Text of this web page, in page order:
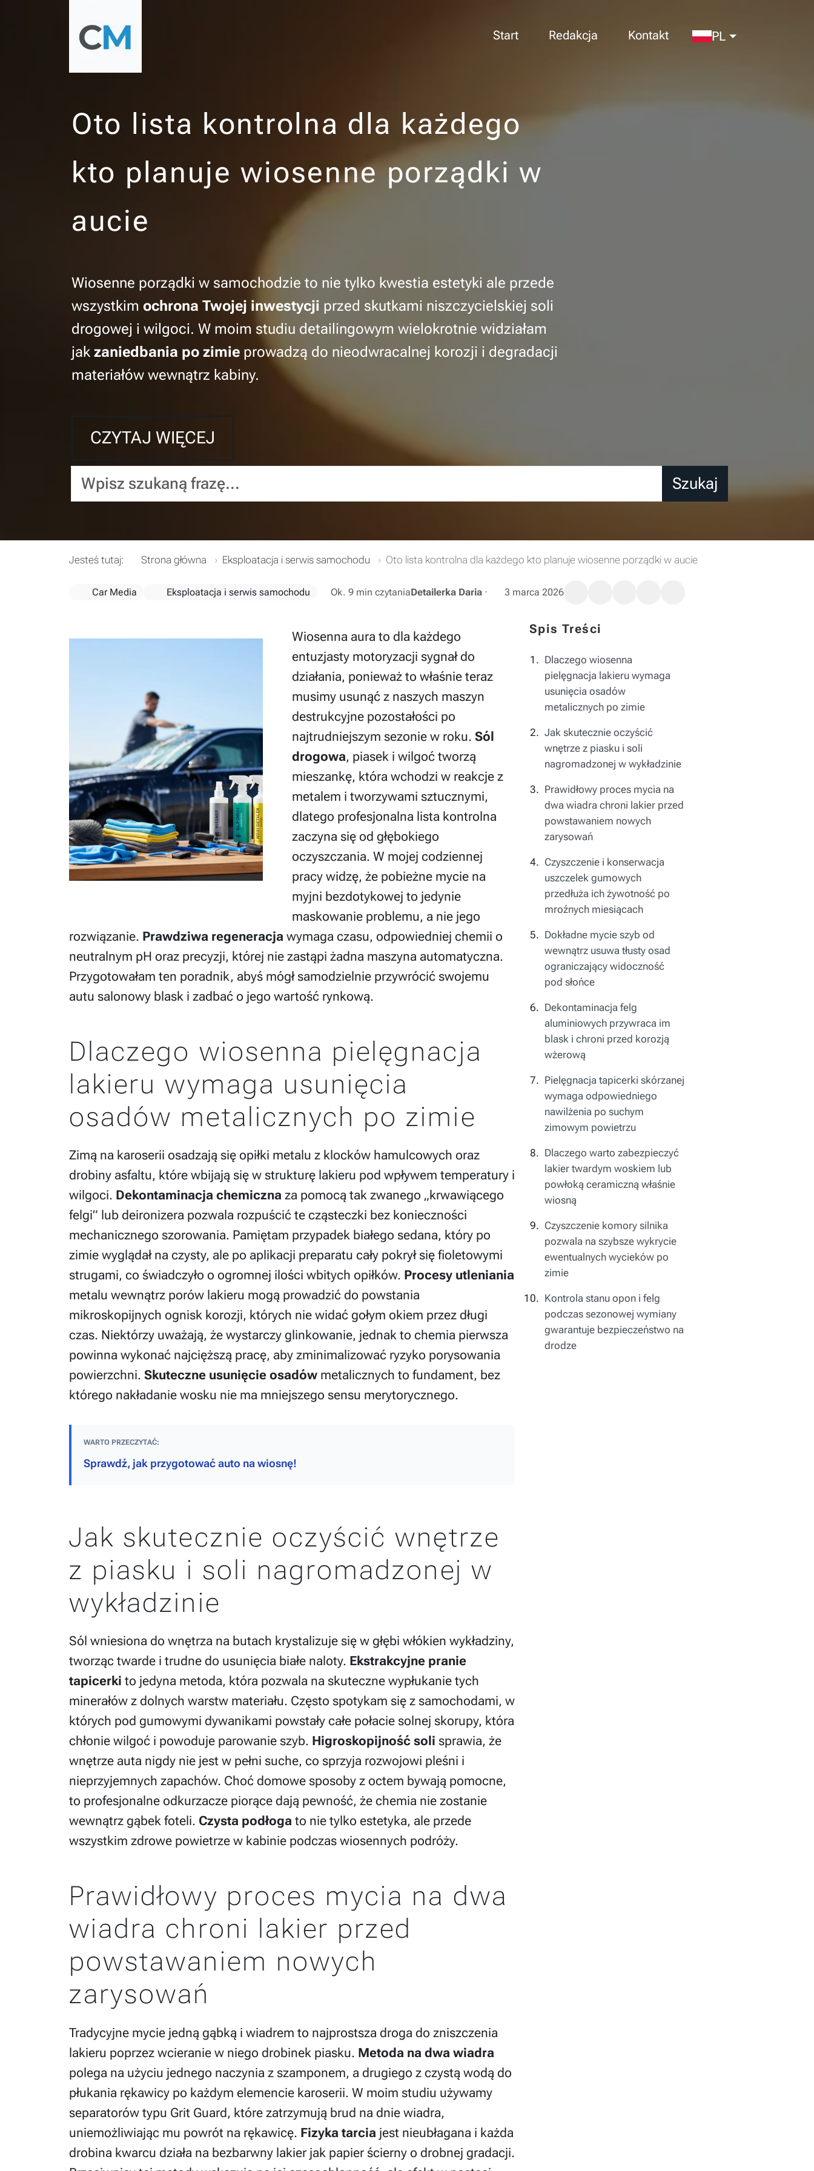
Start Redakcja Kontakt PL
Oto lista kontrolna dla każdego
kto planuje wiosenne porządki w
aucie
Wiosenne porządki w samochodzie to nie tylko kwestia estetyki ale przede
wszystkim ochrona Twojej inwestycji przed skutkami niszczycielskiej soli
drogowej i wilgoci. W moim studiu detailingowym wielokrotnie widziałam
jak zaniedbania po zimie prowadzą do nieodwracalnej korozji i degradacji
materiałów wewnątrz kabiny.
CZYTAJ WIĘCEJ
Wpisz szukaną frazę... Szukaj
Jesteś tutaj: Strona główna Eksploatacja i serwis samochodu Oto lista kontrolna dla każdego kto planuje wiosenne porządki w aucie
Car Media Eksploatacja i serwis samochodu Ok. 9 min czytaniaDetailerka Daria · 3 marca 2026
Spis Treści
Dlaczego wiosenna
pielęgnacja lakieru wymaga
usunięcia osadów
metalicznych po zimie
Jak skutecznie oczyścić
wnętrze z piasku i soli
nagromadzonej w wykładzinie
Prawidłowy proces mycia na
dwa wiadra chroni lakier przed
powstawaniem nowych
zarysowań
Czyszczenie i konserwacja
uszczelek gumowych
przedłuża ich żywotność po
mroźnych miesiącach
Dokładne mycie szyb od
wewnątrz usuwa tłusty osad
ograniczający widoczność
pod słońce
Dekontaminacja felg
aluminiowych przywraca im
blask i chroni przed korozją
wżerową
Pielęgnacja tapicerki skórzanej
wymaga odpowiedniego
nawilżenia po suchym
zimowym powietrzu
Dlaczego warto zabezpieczyć
lakier twardym woskiem lub
powłoką ceramiczną właśnie
wiosną
Czyszczenie komory silnika
pozwala na szybsze wykrycie
ewentualnych wycieków po
zimie
Kontrola stanu opon i felg
podczas sezonowej wymiany
gwarantuje bezpieczeństwo na
drodze
Wiosenna aura to dla każdego
entuzjasty motoryzacji sygnał do
działania, ponieważ to właśnie teraz
musimy usunąć z naszych maszyn
destrukcyjne pozostałości po
najtrudniejszym sezonie w roku. Sól
drogowa, piasek i wilgoć tworzą
mieszankę, która wchodzi w reakcje z
metalem i tworzywami sztucznymi,
dlatego profesjonalna lista kontrolna
zaczyna się od głębokiego
oczyszczania. W mojej codziennej
pracy widzę, że pobieżne mycie na
myjni bezdotykowej to jedynie
maskowanie problemu, a nie jego
rozwiązanie. Prawdziwa regeneracja wymaga czasu, odpowiedniej chemii o
neutralnym pH oraz precyzji, której nie zastąpi żadna maszyna automatyczna.
Przygotowałam ten poradnik, abyś mógł samodzielnie przywrócić swojemu
autu salonowy blask i zadbać o jego wartość rynkową.
Dlaczego wiosenna pielęgnacja
lakieru wymaga usunięcia
osadów metalicznych po zimie
Zimą na karoserii osadzają się opiłki metalu z klocków hamulcowych oraz
drobiny asfaltu, które wbijają się w strukturę lakieru pod wpływem temperatury i
wilgoci. Dekontaminacja chemiczna za pomocą tak zwanego „krwawiącego
felgi” lub deironizera pozwala rozpuścić te cząsteczki bez konieczności
mechanicznego szorowania. Pamiętam przypadek białego sedana, który po
zimie wyglądał na czysty, ale po aplikacji preparatu cały pokrył się fioletowymi
strugami, co świadczyło o ogromnej ilości wbitych opiłków. Procesy utleniania
metalu wewnątrz porów lakieru mogą prowadzić do powstania
mikroskopijnych ognisk korozji, których nie widać gołym okiem przez długi
czas. Niektórzy uważają, że wystarczy glinkowanie, jednak to chemia pierwsza
powinna wykonać najcięższą pracę, aby zminimalizować ryzyko porysowania
powierzchni. Skuteczne usunięcie osadów metalicznych to fundament, bez
którego nakładanie wosku nie ma mniejszego sensu merytorycznego.
WARTO PRZECZYTAĆ:
Sprawdź, jak przygotować auto na wiosnę!
Jak skutecznie oczyścić wnętrze
z piasku i soli nagromadzonej w
wykładzinie
Sól wniesiona do wnętrza na butach krystalizuje się w głębi włókien wykładziny,
tworząc twarde i trudne do usunięcia białe naloty. Ekstrakcyjne pranie
tapicerki to jedyna metoda, która pozwala na skuteczne wypłukanie tych
minerałów z dolnych warstw materiału. Często spotykam się z samochodami, w
których pod gumowymi dywanikami powstały całe połacie solnej skorupy, która
chłonie wilgoć i powoduje parowanie szyb. Higroskopijność soli sprawia, że
wnętrze auta nigdy nie jest w pełni suche, co sprzyja rozwojowi pleśni i
nieprzyjemnych zapachów. Choć domowe sposoby z octem bywają pomocne,
to profesjonalne odkurzacze piorące dają pewność, że chemia nie zostanie
wewnątrz gąbek foteli. Czysta podłoga to nie tylko estetyka, ale przede
wszystkim zdrowe powietrze w kabinie podczas wiosennych podróży.
Prawidłowy proces mycia na dwa
wiadra chroni lakier przed
powstawaniem nowych
zarysowań
Tradycyjne mycie jedną gąbką i wiadrem to najprostsza droga do zniszczenia
lakieru poprzez wcieranie w niego drobinek piasku. Metoda na dwa wiadra
polega na użyciu jednego naczynia z szamponem, a drugiego z czystą wodą do
płukania rękawicy po każdym elemencie karoserii. W moim studiu używamy
separatorów typu Grit Guard, które zatrzymują brud na dnie wiadra,
uniemożliwiając mu powrót na rękawicę. Fizyka tarcia jest nieubłagana i każda
drobina kwarcu działa na bezbarwny lakier jak papier ścierny o drobnej gradacji.